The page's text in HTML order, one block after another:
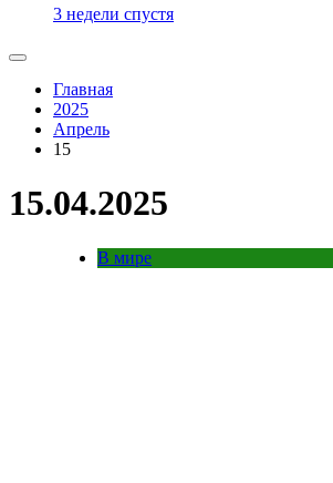
3 недели спустя
Главная
2025
Апрель
15
15.04.2025
В мире